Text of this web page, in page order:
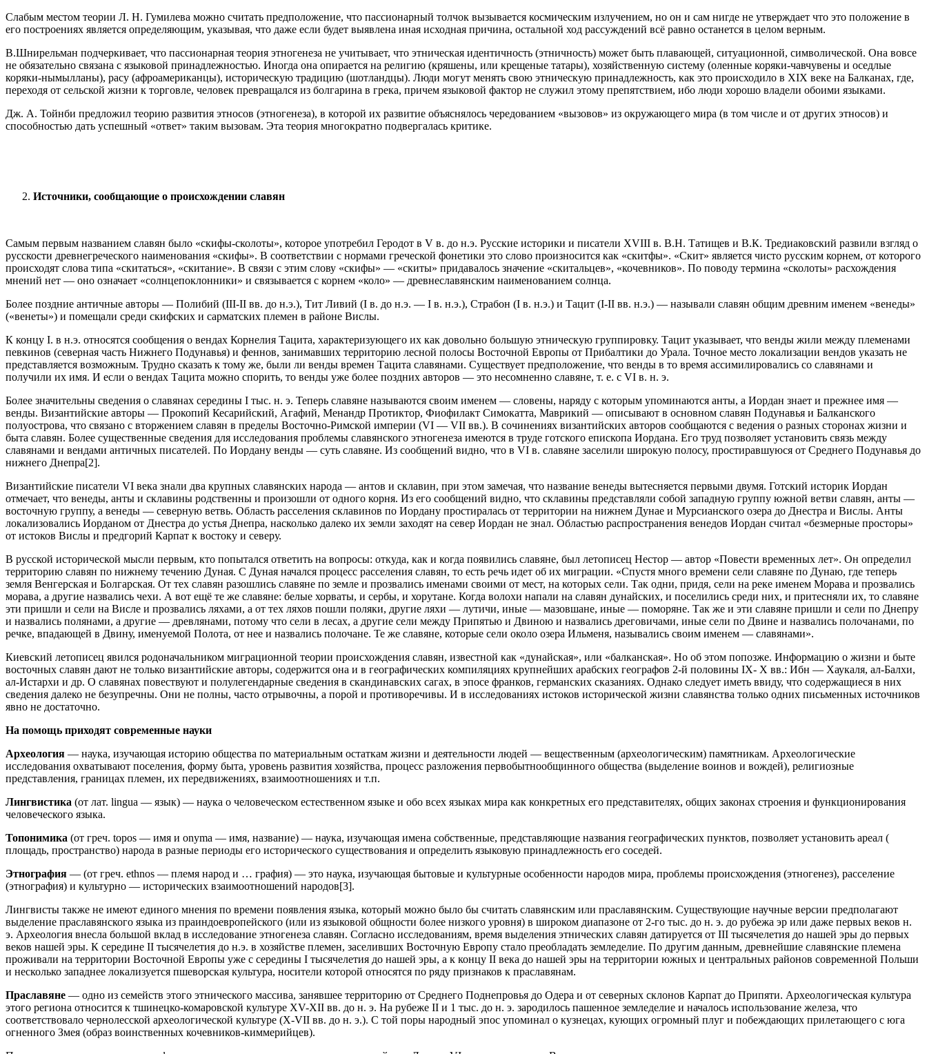
Слабым местом теории Л. Н. Гумилева можно считать предположение, что пассионарный толчок вызывается космическим излучением, но он и сам нигде не утверждает что это положение в
его построениях является определяющим, указывая, что даже если будет выявлена иная исходная причина, остальной ход рассуждений всё равно останется в целом верным.
В.Шнирельман подчеркивает, что пассионарная теория этногенеза не учитывает, что этническая идентичность (этничность) может быть плавающей, ситуационной, символической. Она вовсе
не обязательно связана с языковой принадлежностью. Иногда она опирается на религию (кряшены, или крещеные татары), хозяйственную систему (оленные коряки-чавчувены и оседлые
коряки-нымылланы), расу (афроамериканцы), историческую традицию (шотландцы). Люди могут менять свою этническую принадлежность, как это происходило в XIX веке на Балканах, где,
переходя от сельской жизни к торговле, человек превращался из болгарина в грека, причем языковой фактор не служил этому препятствием, ибо люди хорошо владели обоими языками.
Дж. А. Тойнби предложил теорию развития этносов (этногенеза), в которой их развитие объяснялось чередованием «вызовов» из окружающего мира (в том числе и от других этносов) и
способностью дать успешный «ответ» таким вызовам. Эта теория многократно подвергалась критике.
Источники, сообщающие о происхождении славян
Самым первым названием славян было «скифы-сколоты», которое употребил Геродот в V в. до н.э. Русские историки и писатели ХVIII в. В.Н. Татищев и В.К. Тредиаковский развили взгляд о
русскости древнегреческого наименования «скифы». В соответствии с нормами греческой фонетики это слово произносится как «скитфы». «Скит» является чисто русским корнем, от которого
происходят слова типа «скитаться», «скитание». В связи с этим слову «скифы» — «скиты» придавалось значение «скитальцев», «кочевников». По поводу термина «сколоты» расхождения
мнений нет — оно означает «солнцепоклонники» и связывается с корнем «коло» — древнеславянским наименованием солнца.
Более поздние античные авторы — Полибий (III-II вв. до н.э.), Тит Ливий (I в. до н.э. — I в. н.э.), Страбон (I в. н.э.) и Тацит (I-II вв. н.э.) — называли славян общим древним именем «венеды»
(«венеты») и помещали среди скифских и сарматских племен в районе Вислы.
К концу I. в н.э. относятся сообщения о вендах Корнелия Тацита, характеризующего их как довольно большую этническую группировку. Тацит указывает, что венды жили между племенами
певкинов (северная часть Нижнего Подунавья) и феннов, занимавших территорию лесной полосы Восточной Европы от Прибалтики до Урала. Точное место локализации вендов указать не
представляется возможным. Трудно сказать к тому же, были ли венды времен Тацита славянами. Существует предположение, что венды в то время ассимилировались со славянами и
получили их имя. И если о вендах Тацита можно спорить, то венды уже более поздних авторов — это несомненно славяне, т. е. с VI в. н. э.
Более значительны сведения о славянах середины I тыс. н. э. Теперь славяне называются своим именем — словены, наряду с которым упоминаются анты, а Иордан знает и прежнее имя —
венды. Византийские авторы — Прокопий Кесарийский, Агафий, Менандр Протиктор, Фиофилакт Симокатта, Маврикий — описывают в основном славян Подунавья и Балканского
полуострова, что связано с вторжением славян в пределы Восточно-Римской империи (VI — VII вв.). В сочинениях византийских авторов сообщаются с ведения о разных сторонах жизни и
быта славян. Более существенные сведения для исследования проблемы славянского этногенеза имеются в труде готского епископа Иордана. Его труд позволяет установить связь между
славянами и вендами античных писателей. По Иордану венды — суть славяне. Из сообщений видно, что в VI в. славяне заселили широкую полосу, простиравшуюся от Среднего Подунавья до
нижнего Днепра[2].
Византийские писатели VI века знали два крупных славянских народа — антов и склавин, при этом замечая, что название венеды вытесняется первыми двумя. Готский историк Иордан
отмечает, что венеды, анты и склавины родственны и произошли от одного корня. Из его сообщений видно, что склавины представляли собой западную группу южной ветви славян, анты —
восточную группу, а венеды — северную ветвь. Область расселения склавинов по Иордану простиралась от территории на нижнем Дунае и Мурсианского озера до Днестра и Вислы. Анты
локализовались Иорданом от Днестра до устья Днепра, насколько далеко их земли заходят на север Иордан не знал. Областью распространения венедов Иордан считал «безмерные просторы»
от истоков Вислы и предгорий Карпат к востоку и северу.
В русской исторической мысли первым, кто попытался ответить на вопросы: откуда, как и когда появились славяне, был летописец Нестор — автор «Повести временных лет». Он определил
территорию славян по нижнему течению Дуная. С Дуная начался процесс расселения славян, то есть речь идет об их миграции. «Спустя много времени сели славяне по Дунаю, где теперь
земля Венгерская и Болгарская. От тех славян разошлись славяне по земле и прозвались именами своими от мест, на которых сели. Так одни, придя, сели на реке именем Морава и прозвались
морава, а другие назвались чехи. А вот ещё те же славяне: белые хорваты, и сербы, и хорутане. Когда волохи напали на славян дунайских, и поселились среди них, и притесняли их, то славяне
эти пришли и сели на Висле и прозвались ляхами, а от тех ляхов пошли поляки, другие ляхи — лутичи, иные — мазовшане, иные — поморяне. Так же и эти славяне пришли и сели по Днепру
и назвались полянами, а другие — древлянами, потому что сели в лесах, а другие сели между Припятью и Двиною и назвались дреговичами, иные сели по Двине и назвались полочанами, по
речке, впадающей в Двину, именуемой Полота, от нее и назвались полочане. Те же славяне, которые сели около озера Ильменя, назывались своим именем — славянами».
Киевский летописец явился родоначальником миграционной теории происхождения славян, известной как «дунайская», или «балканская». Но об этом попозже. Информацию о жизни и быте
восточных славян дают не только византийские авторы, содержится она и в географических компиляциях крупнейших арабских географов 2-й половины IX- X вв.: Ибн — Хаукаля, ал-Балхи,
ал-Истархи и др. О славянах повествуют и полулегендарные сведения в скандинавских сагах, в эпосе франков, германских сказаниях. Однако следует иметь ввиду, что содержащиеся в них
сведения далеко не безупречны. Они не полны, часто отрывочны, а порой и противоречивы. И в исследованиях истоков исторической жизни славянства только одних письменных источников
явно не достаточно.
На помощь приходят современные науки
Археология — наука, изучающая историю общества по материальным остаткам жизни и деятельности людей — вещественным (археологическим) памятникам. Археологические
исследования охватывают поселения, форму быта, уровень развития хозяйства, процесс разложения первобытнообщинного общества (выделение воинов и вождей), религиозные
представления, границах племен, их передвижениях, взаимоотношениях и т.п.
Лингвистика (от лат. lingua — язык) — наука о человеческом естественном языке и обо всех языках мира как конкретных его представителях, общих законах строения и функционирования
человеческого языка.
Топонимика (от греч. topos — имя и onyma — имя, название) — наука, изучающая имена собственные, представляющие названия географических пунктов, позволяет установить ареал (
площадь, пространство) народа в разные периоды его исторического существования и определить языковую принадлежность его соседей.
Этнография — (от греч. ethnos — племя народ и … графия) — это наука, изучающая бытовые и культурные особенности народов мира, проблемы происхождения (этногенез), расселение
(этнография) и культурно — исторических взаимоотношений народов[3].
Лингвисты также не имеют единого мнения по времени появления языка, который можно было бы считать славянским или праславянским. Существующие научные версии предполагают
выделение праславянского языка из праиндоевропейского (или из языковой общности более низкого уровня) в широком диапазоне от 2-го тыс. до н. э. до рубежа эр или даже первых веков н.
э. Археология внесла большой вклад в исследование этногенеза славян. Согласно исследованиям, время выделения этнических славян датируется от III тысячелетия до нашей эры до первых
веков нашей эры. К середине II тысячелетия до н.э. в хозяйстве племен, заселивших Восточную Европу стало преобладать земледелие. По другим данным, древнейшие славянские племена
проживали на территории Восточной Европы уже с середины I тысячелетия до нашей эры, а к концу II века до нашей эры на территории южных и центральных районов современной Польши
и несколько западнее локализуется пшеворская культура, носители которой относятся по ряду признаков к праславянам.
Праславяне — одно из семейств этого этнического массива, занявшее территорию от Среднего Поднепровья до Одера и от северных склонов Карпат до Припяти. Археологическая культура
этого региона относится к тшинецко-комаровской культуре XV-XII вв. до н. э. На рубеже II и 1 тыс. до н. э. зародилось пашенное земледелие и началось использование железа, что
соответствовало чернолесской археологической культуре (X-VII вв. до н. э.). С той поры народный эпос упоминал о кузнецах, кующих огромный плуг и побеждающих прилетающего с юга
огненного Змея (образ воинственных кочевников-киммерийцев).